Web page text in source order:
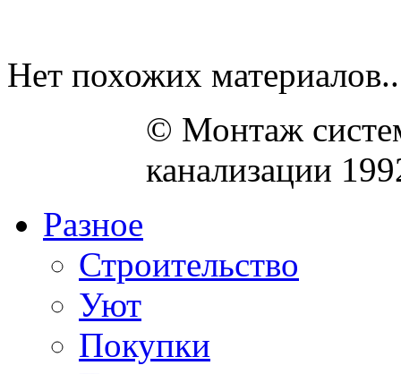
Нет похожих
© Монтаж
канализации
Разное
Строительство
Уют
Покупки